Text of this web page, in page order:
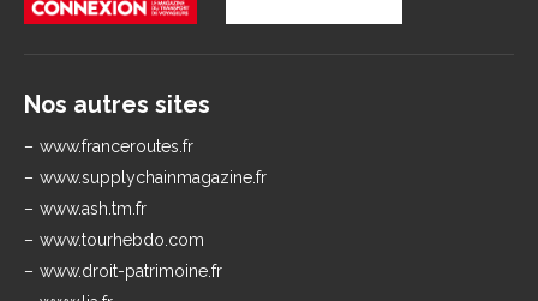
Nos autres sites
www.franceroutes.fr
www.supplychainmagazine.fr
www.ash.tm.fr
www.tourhebdo.com
www.droit-patrimoine.fr